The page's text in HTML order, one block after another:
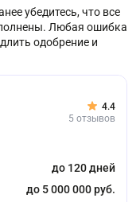
убедитесь, что все
Любая ошибка
одобрение и
4.4
5 отзывов
до 120 дней
до 5 000 000 руб.